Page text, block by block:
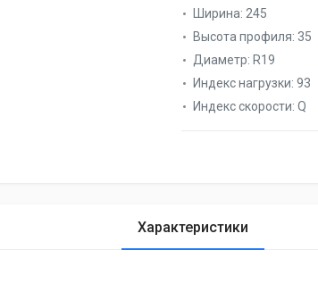
Ширина: 245
Высота профиля: 35
Диаметр: R19
Индекс нагрузки: 93
Индекс скорости: Q
Характеристики